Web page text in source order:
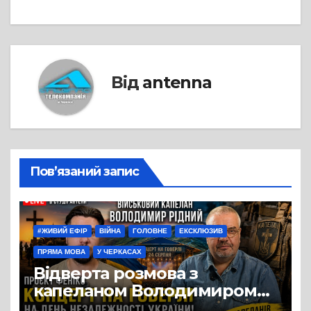
Від antenna
Пов’язаний запис
#ЖИВИЙ ЕФІР ВІЙНА ГОЛОВНЕ ЕКСКЛЮЗИВ
ПРЯМА МОВА У ЧЕРКАСАХ
Відверта розмова з
капеланом Володимиром